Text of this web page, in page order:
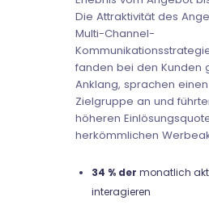
Die Attraktivität des
Multi-Channel-
fanden bei den Kunden
Anklang, sprachen
Zielgruppe an und
höheren
herkömmlichen
34 % der monatlich
interagieren